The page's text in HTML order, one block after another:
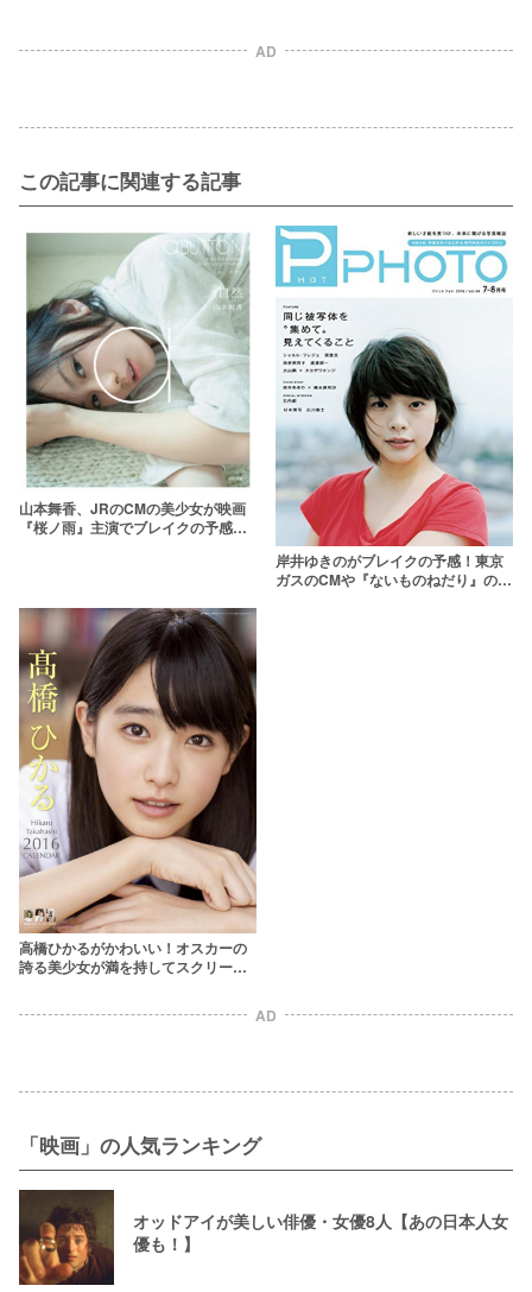
AD
この記事に関連する記事
山本舞香、JRのCMの美少女が映画
『桜ノ雨』主演でブレイクの予感！
岸井ゆきのがブレイクの予感！東京
ガスのCMや『ないものねだり』の
高橋ひかるがかわいい！オスカーの
誇る美少女が満を持してスクリーン
AD
「映画」の人気ランキング
オッドアイが美しい俳優・女優8人【あの日本人女
優も！】